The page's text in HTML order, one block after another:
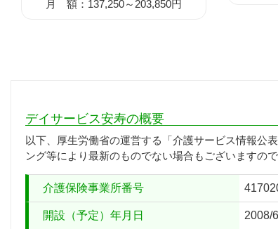
月 額：137,250～203,850円
デイサービス安寿の概要
以下、厚生労働省の運営する「介護サービス情報公
ング等により最新のものでない場合もございますの
介護保険事業所番号
開設（予定）年月日 2008/